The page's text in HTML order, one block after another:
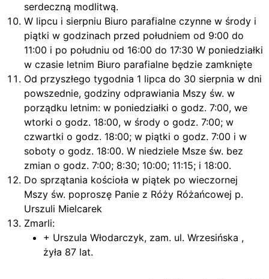
serdeczną modlitwą.
W lipcu i sierpniu Biuro parafialne czynne w środy i
piątki w godzinach przed południem od 9:00 do
11:00 i po południu od 16:00 do 17:30 W poniedziałki
w czasie letnim Biuro parafialne będzie zamknięte
Od przyszłego tygodnia 1 lipca do 30 sierpnia w dni
powszednie, godziny odprawiania Mszy św. w
porządku letnim: w poniedziałki o godz. 7:00, we
wtorki o godz. 18:00, w środy o godz. 7:00; w
czwartki o godz. 18:00; w piątki o godz. 7:00 i w
soboty o godz. 18:00. W niedziele Msze św. bez
zmian o godz. 7:00; 8:30; 10:00; 11:15; i 18:00.
Do sprzątania kościoła w piątek po wieczornej
Mszy św. poproszę Panie z Róży Różańcowej p.
Urszuli Mielcarek
Zmarli:
+ Urszula Włodarczyk, zam. ul. Wrzesińska ,
żyła 87 lat.